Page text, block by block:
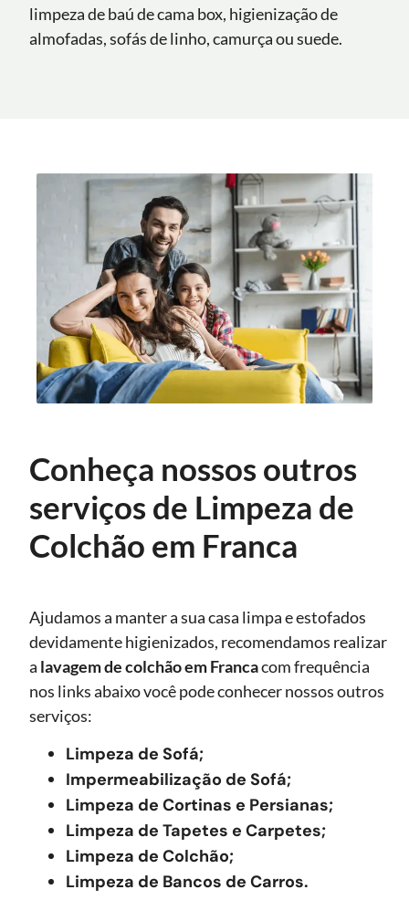
limpeza de baú de cama box, higienização de
almofadas, sofás de linho, camurça ou suede.
Conheça nossos outros
serviços de Limpeza de
Colchão em Franca
Ajudamos a manter a sua casa limpa e estofados
devidamente higienizados, recomendamos realizar
a lavagem de colchãoem Francacom frequência
nos links abaixo você pode conhecer nossos outros
serviços:
Limpeza de Sofá;
Impermeabilização de Sofá;
Limpeza de Cortinas e Persianas;
Limpeza de Tapetes e Carpetes;
Limpeza de Colchão;
Limpeza de Bancos de Carros.